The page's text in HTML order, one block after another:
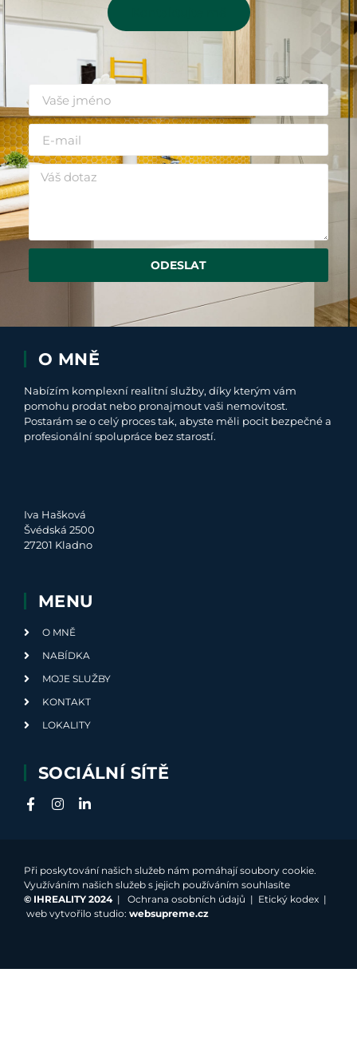
ODESLAT
O MNĚ
Nabízím komplexní realitní služby, díky kterým vám
pomohu prodat nebo pronajmout vaši nemovitost.
Postarám se o celý proces tak, abyste měli pocit bezpečné a
profesionální spolupráce bez starostí.
Iva Hašková
Švédská 2500
27201 Kladno
MENU
O MNĚ
NABÍDKA
MOJE SLUŽBY
KONTAKT
LOKALITY
SOCIÁLNÍ SÍTĚ
Při poskytování našich služeb nám pomáhají soubory cookie.
Využíváním našich služeb s jejich používáním souhlasíte
© IHREALITY 2024| Ochrana osobních údajů | Etický kodex |
web vytvořilo studio: websupreme.cz